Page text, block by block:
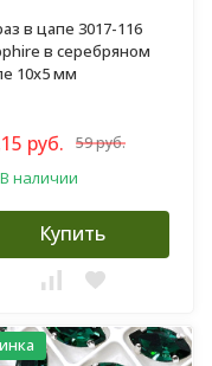
в цапе 3017-116
в серебряном
10х5 мм
руб. 59 руб.
В наличии
Купить